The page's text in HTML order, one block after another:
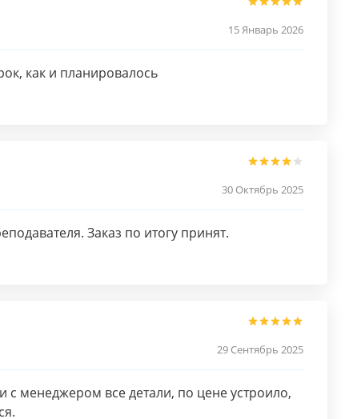
15 Январь 2026
как и планировалось
30 Октябрь 2025
Заказ по итогу принят.
29 Сентябрь 2025
менеджером все детали, по цене устроило,